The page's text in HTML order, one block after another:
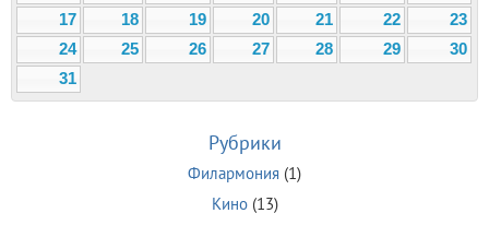
17
18 19 20 21 22
23
24
25 26 27 28 29
30
31
Рубрики
Филармония (1)
Кино(13)